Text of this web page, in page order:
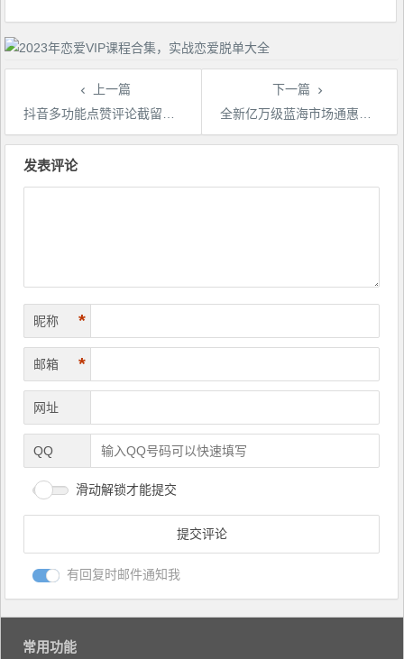
上一篇
抖音多功能点赞评论截留，暴力引流，批量操作【揭秘】
下一篇
全新亿万级蓝海市场通惠达cps，最强管道收入，让你睡着赚、躺着赚、玩着赚、轻松赚【揭秘】
文
发表评论
昵称 *
邮箱 *
网址
QQ
滑动解锁才能提交
有回复时邮件通知我
常用功能